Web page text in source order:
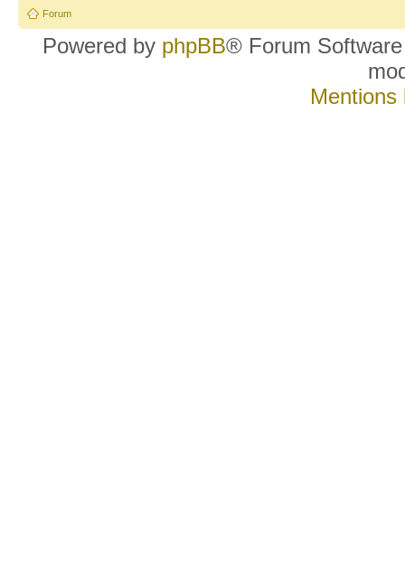
Forum
Powered by phpBB® Forum
Mentions